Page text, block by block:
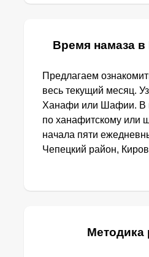
Время намаза в
Предлагаем
весь текущий месяц.
Ханафи или Шафии. В
по ханафитскому или
начала пяти
Чепецкий район,
Методика